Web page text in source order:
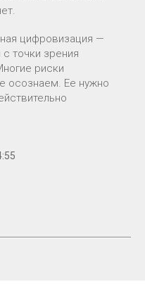
цифровизация —
точки зрения
риски
осознаем. Ее нужно